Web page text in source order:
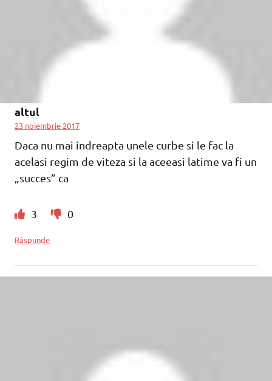
altul
23 noiembrie 2017
Daca nu mai indreapta unele curbe si le fac la
acelasi regim de viteza si la aceeasi latime va fi un
„succes” ca
3 0
Răspunde